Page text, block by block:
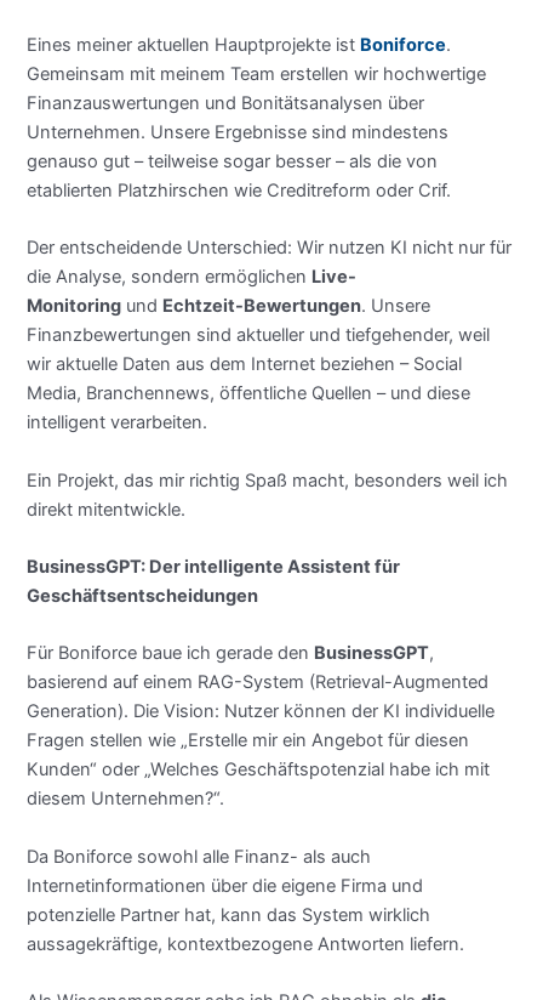
Eines meiner aktuellen Hauptprojekte ist Boniforce.
Gemeinsam mit meinem Team erstellen wir hochwertige
Finanzauswertungen und Bonitätsanalysen über
Unternehmen. Unsere Ergebnisse sind mindestens
genauso gut – teilweise sogar besser – als die von
etablierten Platzhirschen wie Creditreform oder Crif.
Der entscheidende Unterschied: Wir nutzen KI nicht nur für
die Analyse, sondern ermöglichen Live-
Monitoring und Echtzeit-Bewertungen. Unsere
Finanzbewertungen sind aktueller und tiefgehender, weil
wir aktuelle Daten aus dem Internet beziehen – Social
Media, Branchennews, öffentliche Quellen – und diese
intelligent verarbeiten.
Ein Projekt, das mir richtig Spaß macht, besonders weil ich
direkt mitentwickle.
BusinessGPT: Der intelligente Assistent für
Geschäftsentscheidungen
Für Boniforce baue ich gerade den BusinessGPT,
basierend auf einem RAG-System (Retrieval-Augmented
Generation). Die Vision: Nutzer können der KI individuelle
Fragen stellen wie „Erstelle mir ein Angebot für diesen
Kunden“ oder „Welches Geschäftspotenzial habe ich mit
diesem Unternehmen?“.
Da Boniforce sowohl alle Finanz- als auch
Internetinformationen über die eigene Firma und
potenzielle Partner hat, kann das System wirklich
aussagekräftige, kontextbezogene Antworten liefern.